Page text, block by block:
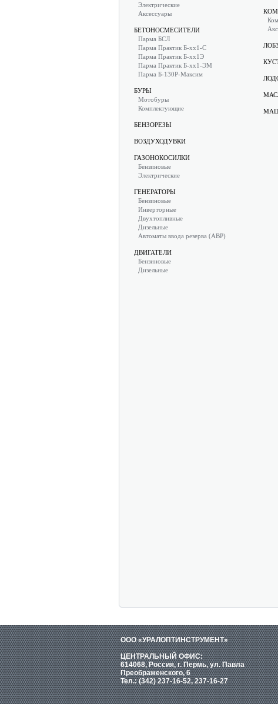
Электрические
Аксессуары
БЕТОНОСМЕСИТЕЛИ
Парма БСЛ
Парма Практик Б-хх1-С
Парма Практик Б-хх1Э
Парма Практик Б-хх1-ЭМ
Парма Б-130Р-Максим
БУРЫ
Мотобуры
Комплектующие
БЕНЗОРЕЗЫ
ВОЗДУХОДУВКИ
ГАЗОНОКОСИЛКИ
Бензиновые
Электрические
ГЕНЕРАТОРЫ
Бензиновые
Инверторные
Двухтопливные
Дизельные
Автоматы ввода резерва (АВР)
ДВИГАТЕЛИ
Бензиновые
Дизельные
ООО «УРАЛОПТИНСТРУМЕНТ»
ЦЕНТРАЛЬНЫЙ ОФИС:
614068, Россия, г. Пермь, ул. Павла
Преображенского, 6
Тел.: (342) 237-16-52, 237-16-27